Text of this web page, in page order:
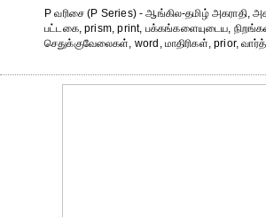
P வரிசை (P Series) - ஆங்கில-தமிழ் அகராதி,
பட்டகை, prism, print, பக்கங்களையுடைய,
செதுக்குவேலைகள், word, மாதிரிகள், prior,